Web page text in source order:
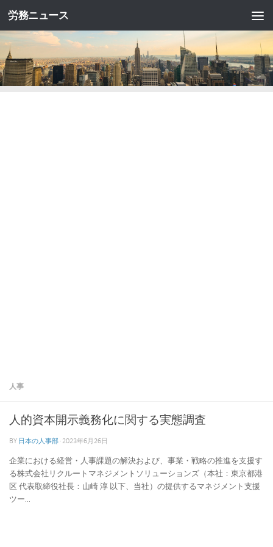
コンテンツへスキップ
労務ニュース
人事
人的資本開示義務化に関する実態調査
BY 日本の人事部 · 2023年6月26日
企業における経営・人事課題の解決および、事業・戦略の推進を支援す
る株式会社リクルートマネジメントソリューションズ（本社：東京都港
区 代表取締役社長：山崎 淳 以下、当社）の提供するマネジメント支援
ツー...